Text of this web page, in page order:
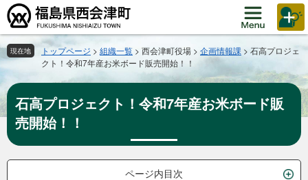
ペ
ー
ジ
の
先
で
す。
メ
ニ
ュ
ー
を
ば
し
本
へ
現在地 トップページ > 組織一覧 > 西会津町役場 > 企画情報課 > 石高プロジェ
クト！令和7年産お米ボード販売開始！！
石高プロジェクト！令和7年産お米ボード販
売開始！！
ページ内目次